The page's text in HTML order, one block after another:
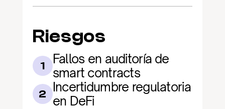
Riesgos
1
Fallos en auditoría de
smart contracts
2 Incertidumbre regulatoria
en DeFi